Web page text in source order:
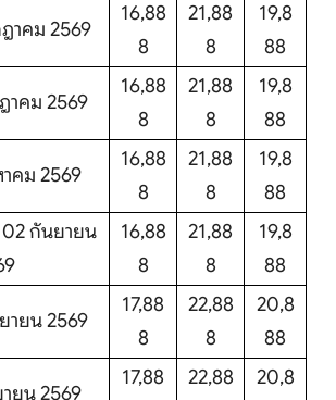
าคม 2569
16,88
8
21,88
8
19,8
88
าคม 2569
16,88
8
21,88
8
19,8
88
คม 2569
16,88
8
21,88
8
19,8
88
กันยายน
16,88
8
21,88
8
19,8
88
ยน 2569
17,88
8
22,88
8
20,8
88
ยน 2569
17,88
22,88
20,8